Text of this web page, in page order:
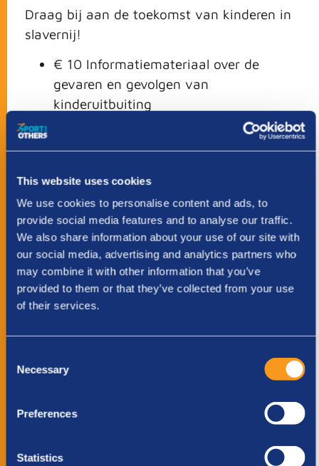
This website uses cookies
We use cookies to personalise content and ads, to
provide social media features and to analyse our traffic.
We also share information about your use of our site with
our social media, advertising and analytics partners who
may combine it with other information that you’ve
provided to them or that they’ve collected from your use
of their services.
Selection
Necessary
Preferences
Statistics
Draag bij aan de toekomst van kinderen in
slavernij!
€ 10 Informatiemateriaal over de
gevaren en gevolgen van
kinderuitbuiting
€ 25 Juridische steun voor een
uitbuiting
€ 250 Opvang, eten en kleding voor
een kind na een situatie van uitbuiting
SPONSORS VAN DIT TEAM
Steun dit team